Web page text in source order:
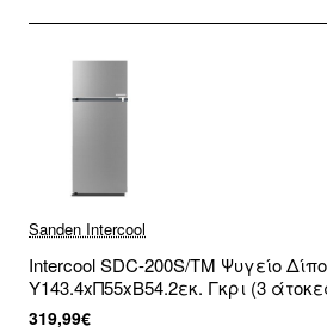
Sanden Intercool
Intercool SDC-200S/TM Ψυγείο
Υ143.4xΠ55xΒ54.2εκ. Γκρι (3
319,99€